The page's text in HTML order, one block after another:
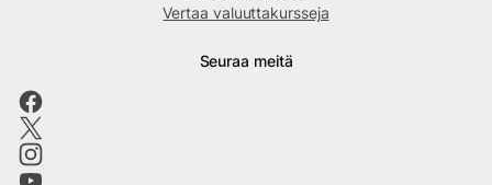
Vertaa valuuttakursseja
Seuraa meitä